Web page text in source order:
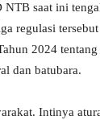
saat ini
regulasi
2024
dan batubara.
Intinya